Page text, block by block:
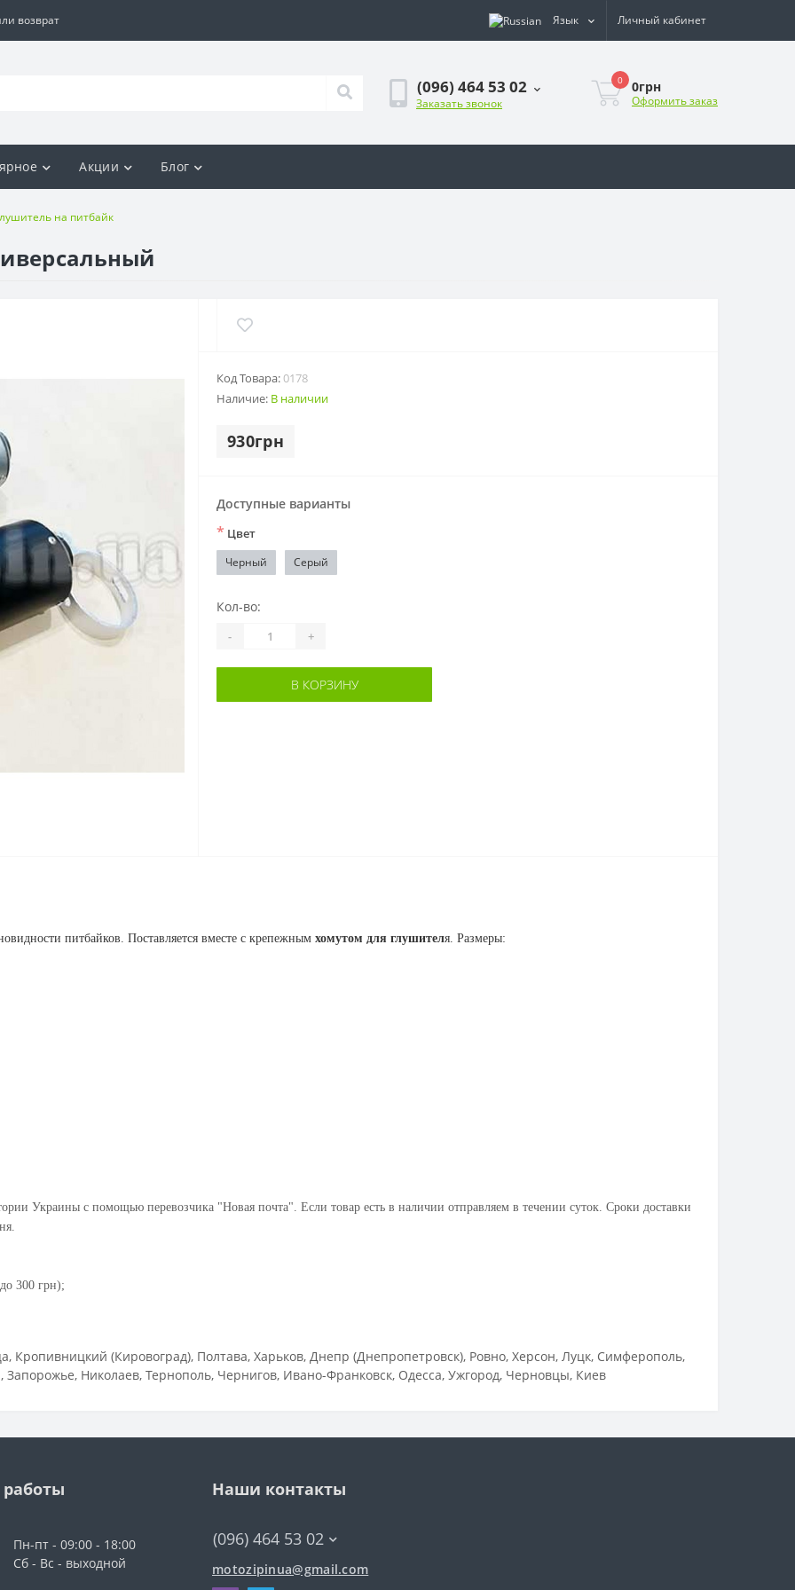
возврат Язык Личный кабинет
(096) 464 53 02
Заказать звонок
0 0грн
Оформить заказ
Акции Блог
на питбайк
Код Товара:0178
Наличие: В наличии
930грн
Доступные варианты
* Цвет
Черный Серый
Кол-во:
- +
В КОРЗИНУ
питбайков. Поставляется вместе с крепежным хомутом для глушителя. Размеры:
Украины с помощью перевозчика "Новая почта". Если товар есть в наличии отправляем в течении суток. Сроки доставки
300 грн);
(Кировоград), Полтава, Харьков, Днепр (Днепропетровск), Ровно, Херсон, Луцк, Симферополь,
Николаев, Тернополь, Чернигов, Ивано-Франковск, Одесса, Ужгород, Черновцы, Киев
Пн-пт - 09:00 - 18:00
Сб - Вс - выходной
Наши контакты
(096) 464 53 02
motozipinua@gmail.com